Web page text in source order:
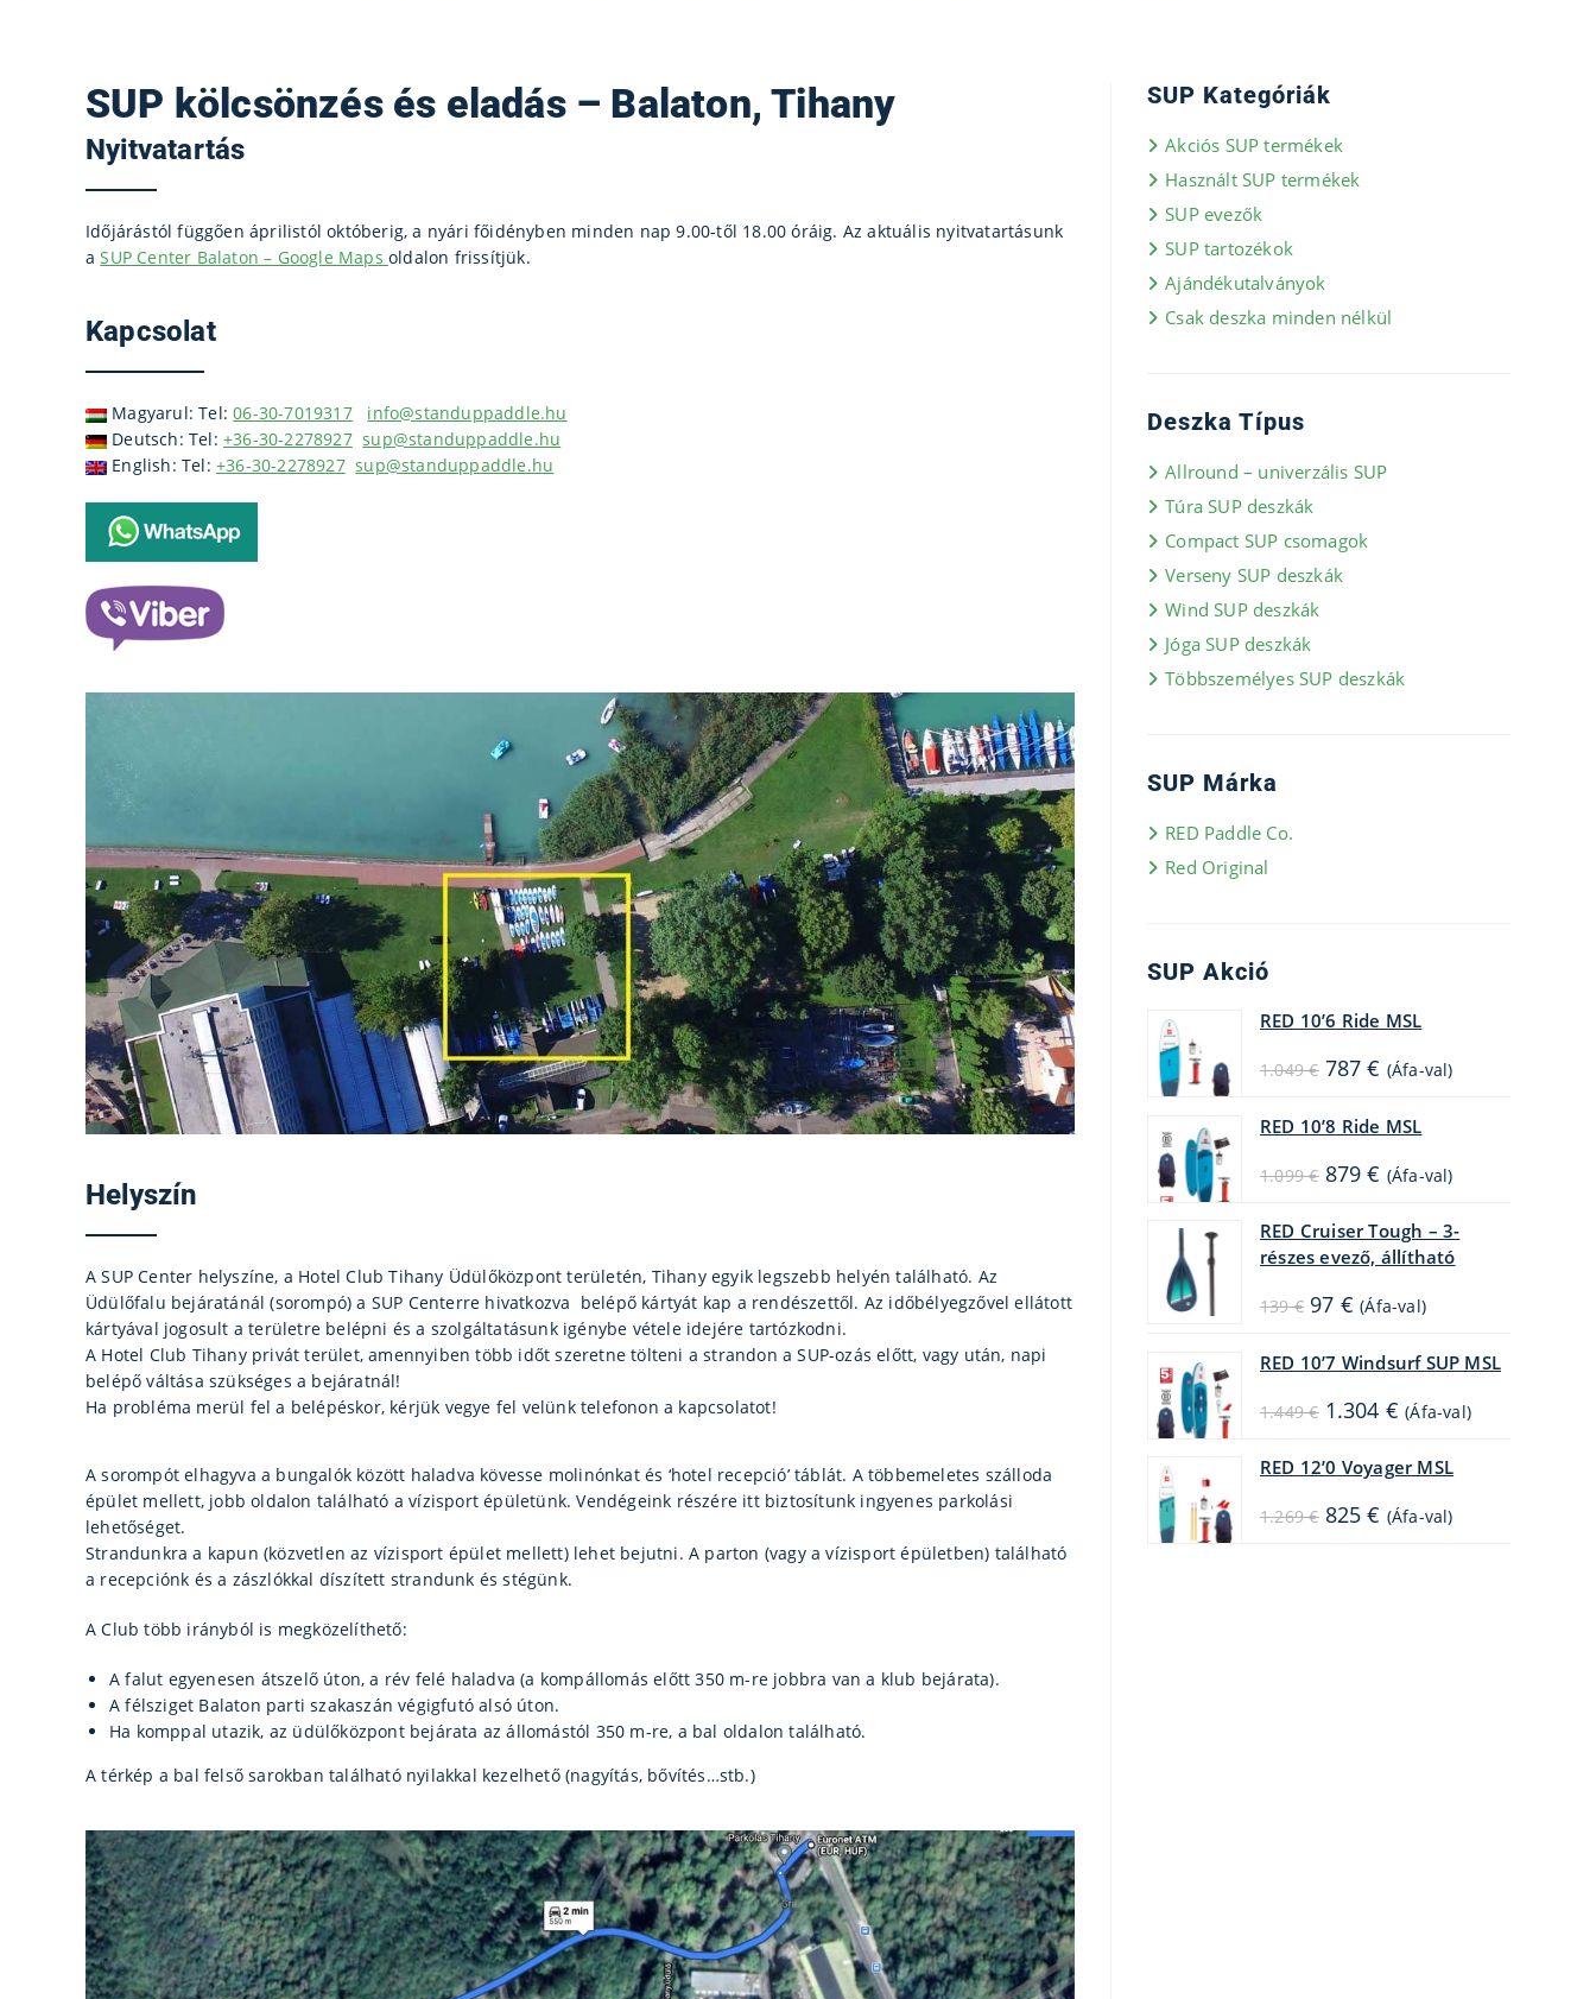
SUP kölcsönzés és eladás – Balaton, Tihany
Nyitvatartás
Időjárástól függően áprilistól októberig, a nyári főidényben minden nap 9.00-től 18.00 óráig. Az aktuális nyitvatartásunk
aSUP Center Balaton – Google Mapsoldalon frissítjük.
Kapcsolat
Magyarul: Tel:06-30-7019317
info@standuppaddle.hu
Deutsch: Tel: +36-30-2278927 sup@standuppaddle.hu
English: Tel: +36-30-2278927 sup@standuppaddle.hu
Helyszín
A SUP Center helyszíne, a Hotel Club Tihany Üdülőközpont területén, Tihany egyik legszebb helyén található. Az
Üdülőfalu bejáratánál (sorompó) a SUP Centerre hivatkozva belépő kártyát kap a rendészettől. Az időbélyegzővel ellátott
kártyával jogosult a területre belépni és a szolgáltatásunk igénybe vétele idejére tartózkodni.
A Hotel Club Tihany privát terület, amennyiben több időt szeretne tölteni a strandon a SUP-ozás előtt, vagy után, napi
belépő váltása szükséges a bejáratnál!
Ha probléma merül fel a belépéskor, kérjük vegye fel velünk telefonon a kapcsolatot!
A sorompót elhagyva a bungalók között haladva kövesse molinónkat és ‘hotel recepció’ táblát. A többemeletes szálloda
épület mellett, jobb oldalon található a vízisport épületünk. Vendégeink részére itt biztosítunk ingyenes parkolási
lehetőséget.
Strandunkra a kapun (közvetlen az vízisport épület mellett) lehet bejutni. A parton (vagy a vízisport épületben) található
a recepciónk és a zászlókkal díszített strandunk és stégünk.
A Club több irányból is megközelíthető:
A falut egyenesen átszelő úton, a rév felé haladva (a kompállomás előtt 350 m-re jobbra van a klub bejárata).
A félsziget Balaton parti szakaszán végigfutó alsó úton.
Ha komppal utazik, az üdülőközpont bejárata az állomástól 350 m-re, a bal oldalon található.
A térkép a bal felső sarokban található nyilakkal kezelhető (nagyítás, bővítés…stb.)
SUP Kategóriák
Akciós SUP termékek
Használt SUP termékek
SUP evezők
SUP tartozékok
Ajándékutalványok
Csak deszka minden nélkül
Deszka Típus
Allround – univerzális SUP
Túra SUP deszkák
Compact SUP csomagok
Verseny SUP deszkák
Wind SUP deszkák
Jóga SUP deszkák
Többszemélyes SUP deszkák
SUP Márka
RED Paddle Co.
Red Original
SUP Akció
RED 10’6 Ride MSL
1.049€ Original
price
1.049 €.
787€ Current
price
(Áfa-val)
RED 10’8 Ride MSL
1.099€ Original
price
1.099 €.
879€ Current
price
879 €.
(Áfa-val)
RED Cruiser Tough – 3-
részes evező, állítható
139€ Original
price
97 € Current
price
97 €.
(Áfa-val)
RED 10’7 Windsurf SUP MSL
1.449€ Original
price
1.304 € Current
price
(Áfa-val)
RED 12’0 Voyager MSL
1.269€ Original
price
825€ Current
price
(Áfa-val)